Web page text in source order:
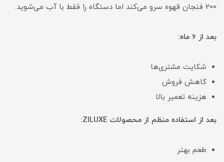
200 فنجان قهوه سرو می‌کند اما دستگاه را فقط با آب می‌شوید.
بعد از 6 ماه:
شکایت مشتری‌ها
کاهش فروش
هزینه تعمیر بالا
بعد از استفاده منظم از محصولات ZILUXE:
طعم بهتر